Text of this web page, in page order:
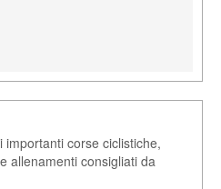
corse ciclistiche,
allenamenti consigliati da